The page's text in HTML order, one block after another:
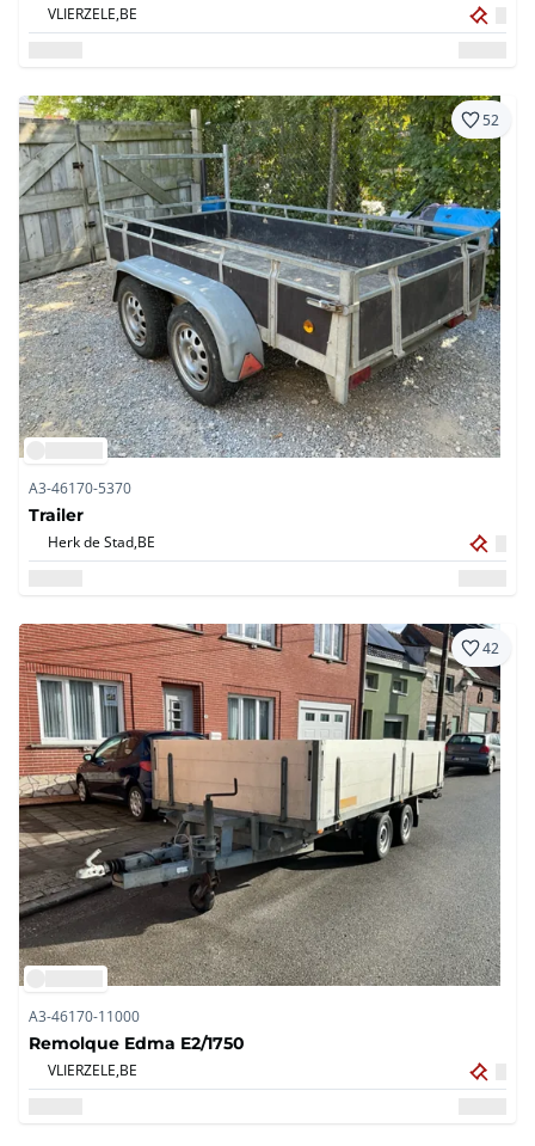
VLIERZELE,BE
52
A3-46170-5370
Trailer
Herk de Stad,BE
42
A3-46170-11000
Remolque Edma E2/1750
VLIERZELE,BE